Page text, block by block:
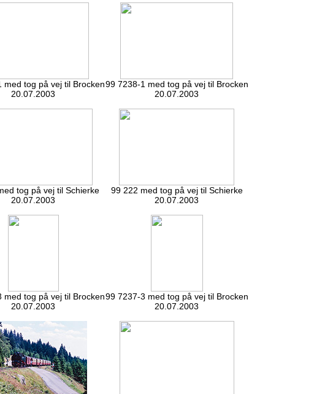
med tog på vej til Brocken
20.07.2003
99 7238-1 med tog på vej til Brocken
20.07.2003
tog på vej til Schierke
20.07.2003
99 222 med tog på vej til Schierke
20.07.2003
med tog på vej til Brocken
20.07.2003
99 7237-3 med tog på vej til Brocken
20.07.2003